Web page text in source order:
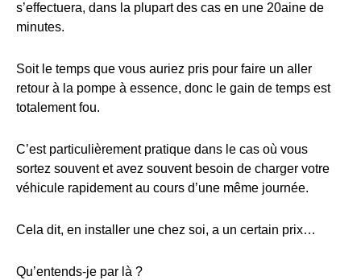
s’effectuera, dans la plupart des cas en une 20aine de
minutes.
Soit le temps que vous auriez pris pour faire un aller
retour à la pompe à essence, donc le gain de temps est
totalement fou.
C’est particulièrement pratique dans le cas où vous
sortez souvent et avez souvent besoin de charger votre
véhicule rapidement au cours d’une même journée.
Cela dit, en installer une chez soi, a un certain prix…
Qu’entends-je par là ?